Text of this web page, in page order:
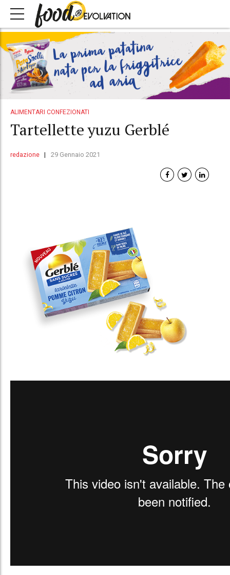
ALIMENTARI CONFEZIONATI
Tartellette yuzu Gerblé
redazione 29 Gennaio 2021